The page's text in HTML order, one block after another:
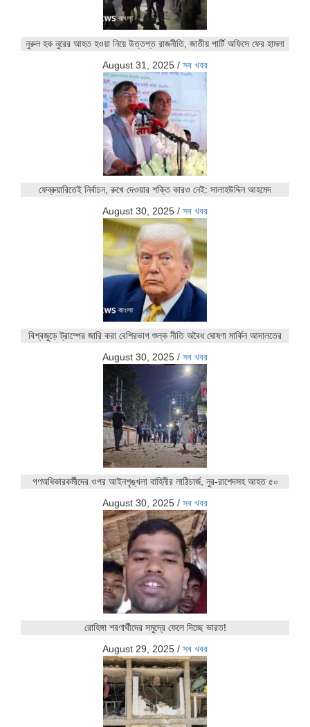
নুরুল হক নুরের আহত হওয়া নিয়ে উত্তপ্ত রাজনীতি, জাতীয় পার্টি অফিসে ফের হামলা
August 31, 2025 / সব খবর
ফেব্রুয়ারিতেই নির্বাচন, রুখে দেওয়ার শক্তি কারও নেই: সালাহউদ্দিন আহমেদ
August 30, 2025 / সব খবর
বিশ্বজুড়ে ট্রাম্পের জারি করা বেশিরভাগ শুল্ক নীতি অবৈধ ঘোষণা মার্কিন আদালতের
August 30, 2025 / সব খবর
গণঅধিকারকর্মীদের ওপর আইনশৃঙ্খলা বাহিনীর লাঠিচার্জ, নুর-রাশেদসহ আহত ৫০
August 30, 2025 / সব খবর
রোহিঙ্গা শরণার্থীদের সমুদ্রে ফেলে দিচ্ছে ভারত!
August 29, 2025 / সব খবর